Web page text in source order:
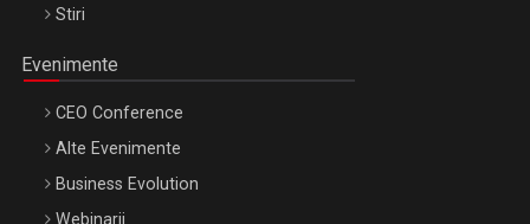
Stiri
Evenimente
CEO Conference
Alte Evenimente
Business Evolution
Webinarii